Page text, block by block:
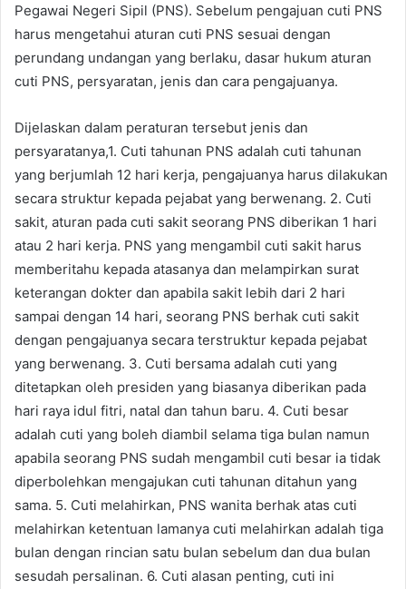
Pegawai Negeri Sipil (PNS). Sebelum pengajuan cuti PNS
harus mengetahui aturan cuti PNS sesuai dengan
perundang undangan yang berlaku, dasar hukum aturan
cuti PNS, persyaratan, jenis dan cara pengajuanya.
Dijelaskan dalam peraturan tersebut jenis dan
persyaratanya,1. Cuti tahunan PNS adalah cuti tahunan
yang berjumlah 12 hari kerja, pengajuanya harus dilakukan
secara struktur kepada pejabat yang berwenang. 2. Cuti
sakit, aturan pada cuti sakit seorang PNS diberikan 1 hari
atau 2 hari kerja. PNS yang mengambil cuti sakit harus
memberitahu kepada atasanya dan melampirkan surat
keterangan dokter dan apabila sakit lebih dari 2 hari
sampai dengan 14 hari, seorang PNS berhak cuti sakit
dengan pengajuanya secara terstruktur kepada pejabat
yang berwenang. 3. Cuti bersama adalah cuti yang
ditetapkan oleh presiden yang biasanya diberikan pada
hari raya idul fitri, natal dan tahun baru. 4. Cuti besar
adalah cuti yang boleh diambil selama tiga bulan namun
apabila seorang PNS sudah mengambil cuti besar ia tidak
diperbolehkan mengajukan cuti tahunan ditahun yang
sama. 5. Cuti melahirkan, PNS wanita berhak atas cuti
melahirkan ketentuan lamanya cuti melahirkan adalah tiga
bulan dengan rincian satu bulan sebelum dan dua bulan
sesudah persalinan. 6. Cuti alasan penting, cuti ini